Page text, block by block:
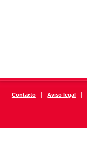
Contacto | Aviso legal |